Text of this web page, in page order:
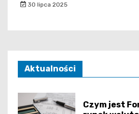
30 lipca 2025
Aktualności
Czym jest